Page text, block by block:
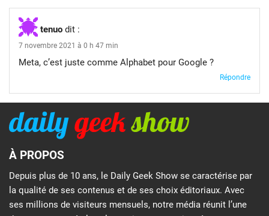
tenuo dit :
7 novembre 2021 à 0 h 47 min
Meta, c’est juste comme Alphabet pour Google ?
Répondre
À PROPOS
Depuis plus de 10 ans, le Daily Geek Show se caractérise par
la qualité de ses contenus et de ses choix éditoriaux. Avec
ses millions de visiteurs mensuels, notre média réunit l’une